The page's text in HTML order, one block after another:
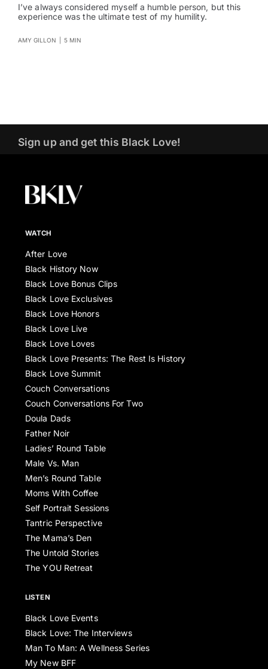
I’ve always considered myself a humble person, but this
experience was the ultimate test of my humility.
AMY GILLON 5 MIN
Sign up and get this Black Love!
WATCH
After Love
Black History Now
Black Love Bonus Clips
Black Love Exclusives
Black Love Honors
Black Love Live
Black Love Loves
Black Love Presents: The Rest Is History
Black Love Summit
Couch Conversations
Couch Conversations For Two
Doula Dads
Father Noir
Ladies’ Round Table
Male Vs. Man
Men’s Round Table
Moms With Coffee
Self Portrait Sessions
Tantric Perspective
The Mama’s Den
The Untold Stories
The YOU Retreat
LISTEN
Black Love Events
Black Love: The Interviews
Man To Man: A Wellness Series
My New BFF